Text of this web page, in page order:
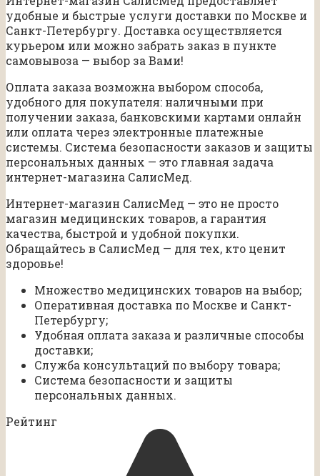
удобные и быстрые услуги доставки по Москве и
Санкт-Петербургу. Доставка осуществляется
курьером или можно забрать заказ в пункте
самовывоза — выбор за Вами!
Оплата заказа возможна выбором способа,
удобного для покупателя: наличными при
получении заказа, банковскими картами онлайн
или оплата через электронные платежные
системы. Система безопасности заказов и защиты
персональных данных — это главная задача
интернет-магазина СалисМед.
Интернет-магазин СалисМед — это не просто
магазин медицинских товаров, а гарантия
качества, быстрой и удобной покупки.
Обращайтесь в СалисМед — для тех, кто ценит
здоровье!
Множество медицинских товаров на выбор;
Оперативная доставка по Москве и Санкт-
Петербургу;
Удобная оплата заказа и различные способы
доставки;
Служба консультаций по выбору товара;
Система безопасности и защиты
персональных данных.
Рейтинг